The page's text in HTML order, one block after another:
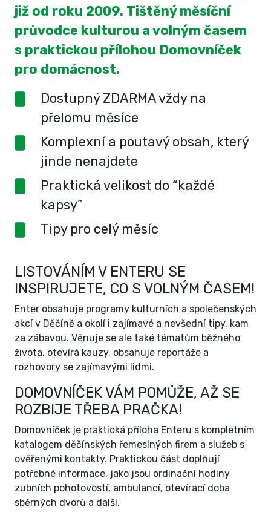
již od roku 2009. Tištěný měsíční
průvodce kulturou a volným časem
s praktickou přílohou Domovníček
pro domácnost.
Dostupný ZDARMA vždy na
přelomu měsíce
Komplexní a poutavý obsah, který
jinde nenajdete
Praktická velikost do “každé
kapsy”
Tipy pro celý měsíc
LISTOVÁNÍM V ENTERU SE
INSPIRUJETE, CO S VOLNÝM ČASEM!
Enter obsahuje programy kulturních a společenských
akcí v Děčíně a okolí i zajímavé a nevšední tipy, kam
za zábavou. Věnuje se ale také tématům běžného
života, otevírá kauzy, obsahuje reportáže a
rozhovory se zajímavými lidmi.
DOMOVNÍČEK VÁM POMŮŽE, AŽ SE
ROZBIJE TŘEBA PRAČKA!
Domovníček je praktická příloha Enteru s kompletním
katalogem děčínských řemeslných firem a služeb s
ověřenými kontakty. Praktickou část doplňují
potřebné informace, jako jsou ordinační hodiny
zubních pohotovostí, ambulancí, otevírací doba
sběrných dvorů a další.